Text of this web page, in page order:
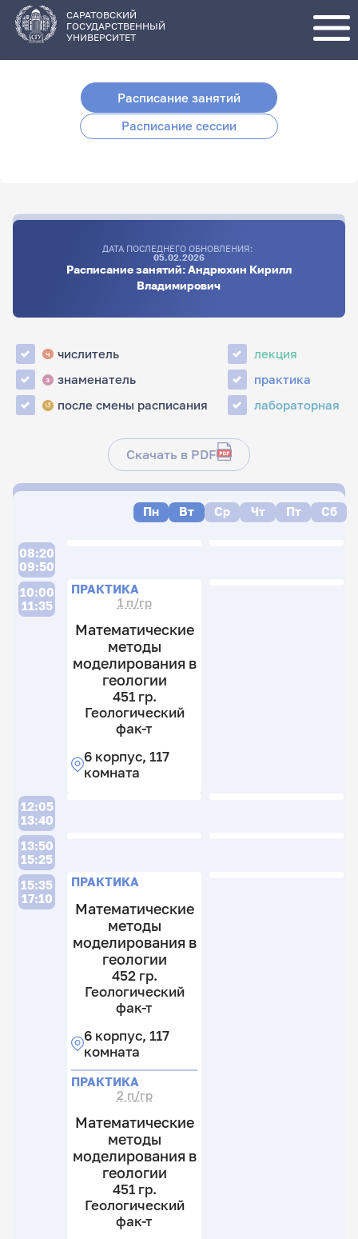
основному
содержанию
САРАТОВСКИЙ
ГОСУДАРСТВЕННЫЙ
УНИВЕРСИТЕТ
Расписание занятий
Расписание сессии
ДАТА ПОСЛЕДНЕГО ОБНОВЛЕНИЯ:
05.02.2026
Расписание занятий: Андрюхин Кирилл
Владимирович
ч числитель
з знаменатель
↺ после смены расписания
лекция
практика
лабораторная
Скачать в PDF
Пн Вт Ср Чт Пт Сб
08:20
09:50
10:00
11:35
ПРАКТИКА
1 п/гр
Математические
методы
моделирования в
геологии
451 гр.
Геологический
фак-т
6 корпус, 117
комната
12:05
13:40
13:50
15:25
15:35
17:10
ПРАКТИКА
Математические
методы
моделирования в
геологии
452 гр.
Геологический
фак-т
6 корпус, 117
комната
ПРАКТИКА
2 п/гр
Математические
методы
моделирования в
геологии
451 гр.
Геологический
фак-т